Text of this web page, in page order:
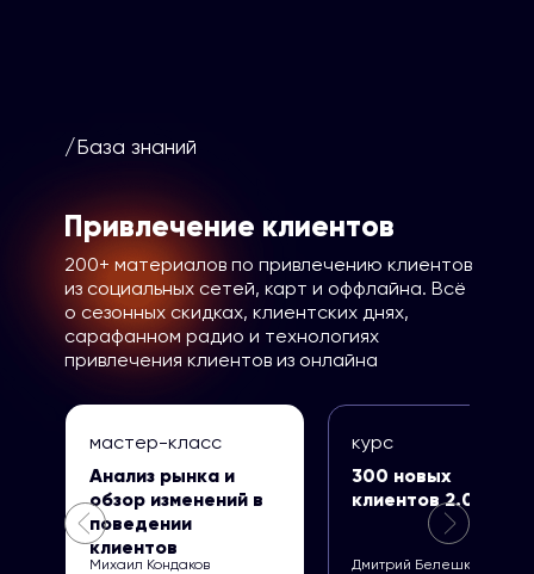
мастер-класс
Анализ рынка и
обзор изменений в
поведении
клиентов
Михаил Кондаков
курс
300 новых
клиентов 2.0
Дмитрий Белешко
/База знаний
Привлечение клиентов
200+ материалов по привлечению клиентов
из социальных сетей, карт и оффлайна. Всё
о сезонных скидках, клиентских днях,
сарафанном радио и технологиях
привлечения клиентов из онлайна